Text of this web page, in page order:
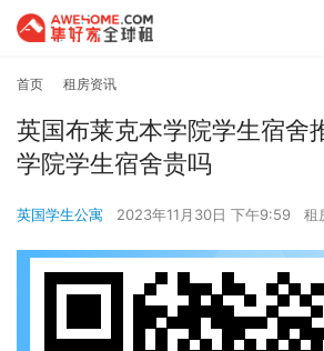
首页 租房资讯
英国布莱克本学院学生宿舍
学院学生宿舍贵吗
英国学生公寓 2023年11月30日 下午9:59 租